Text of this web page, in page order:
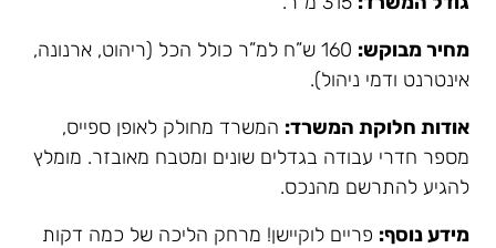
מחיר מבוקש:
160 ש”ח למ”ר כולל הכל (ריהוט, ארנונה,
אינטרנט ודמי ניהול).
אודות חלוקת המשרד: המשרד מחולק לאופן ספייס,
מספר חדרי עבודה בגדלים שונים ומטבח מאובזר. מומלץ
להגיע להתרשם מהנכס.
מידע נוסף: פריים לוקיישן! מרחק הליכה של כמה דקות